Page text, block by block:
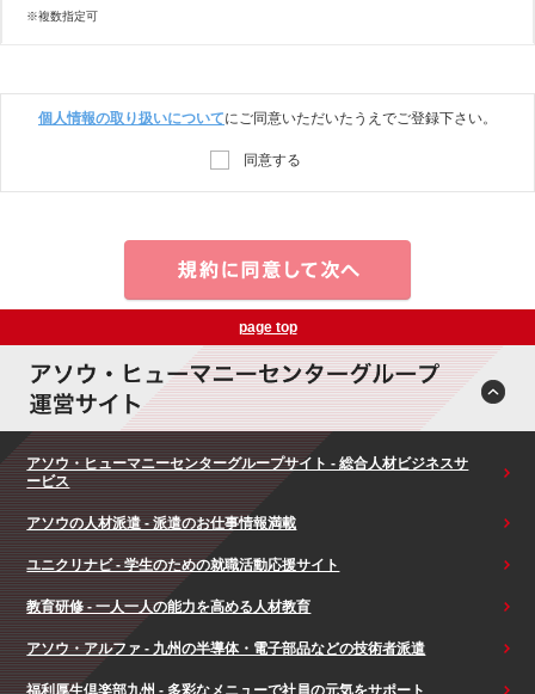
※複数指定可
個人情報の取り扱いについてにご同意いただいたうえでご登録下さい。
同意する
page top
アソウ・ヒューマニーセンターグループサイト - 総合人材ビジネスサ
ービス
アソウの人材派遣 - 派遣のお仕事情報満載
ユニクリナビ - 学生のための就職活動応援サイト
教育研修 - 一人一人の能力を高める人材教育
アソウ・アルファ - 九州の半導体・電子部品などの技術者派遣
福利厚生倶楽部九州 - 多彩なメニューで社員の元気をサポート